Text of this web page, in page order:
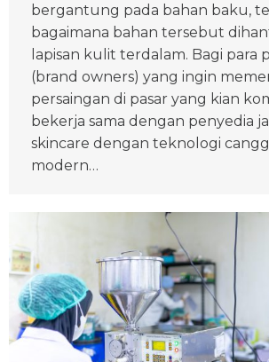
bergantung pada bahan baku,
bagaimana bahan tersebut
lapisan kulit terdalam. Bagi para
(brand owners) yang ingin
persaingan di pasar yang kian
bekerja sama dengan penyedia
skincare dengan teknologi
modern…